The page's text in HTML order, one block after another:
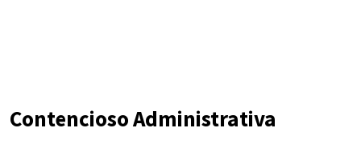
Contencioso Administrativa